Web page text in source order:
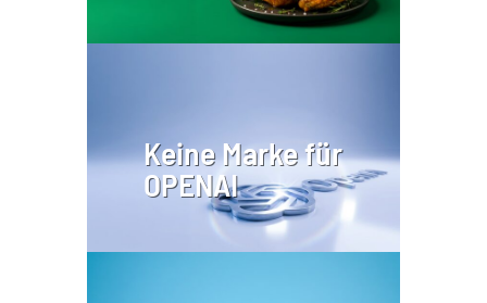
Keine Marke für
OPENAI